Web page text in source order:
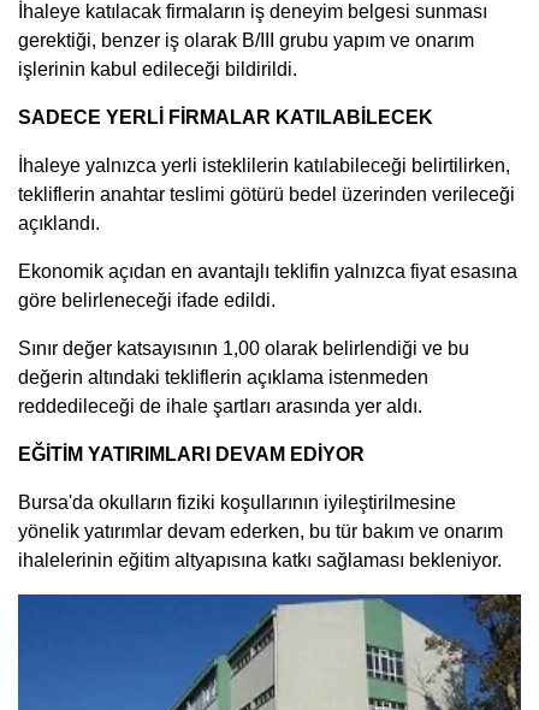
İhaleye katılacak firmaların iş deneyim belgesi sunması
gerektiği, benzer iş olarak B/III grubu yapım ve onarım
işlerinin kabul edileceği bildirildi.
SADECE YERLİ FİRMALAR KATILABİLECEK
İhaleye yalnızca yerli isteklilerin katılabileceği belirtilirken,
tekliflerin anahtar teslimi götürü bedel üzerinden verileceği
açıklandı.
Ekonomik açıdan en avantajlı teklifin yalnızca fiyat esasına
göre belirleneceği ifade edildi.
Sınır değer katsayısının 1,00 olarak belirlendiği ve bu
değerin altındaki tekliflerin açıklama istenmeden
reddedileceği de ihale şartları arasında yer aldı.
EĞİTİM YATIRIMLARI DEVAM EDİYOR
Bursa'da okulların fiziki koşullarının iyileştirilmesine
yönelik yatırımlar devam ederken, bu tür bakım ve onarım
ihalelerinin eğitim altyapısına katkı sağlaması bekleniyor.